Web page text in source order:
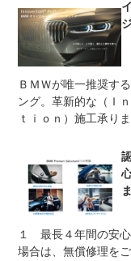
上限金額 -
無し
受付先
-
法定整備
整備付 法
※車検な
法定整備
について
ＢＭＷを
ツ本国と
クが徹底
ＢＭＷが唯一推奨す
ング。革新的な（Ｉ
ｔｉｏｎ）施工承りま
１ 最長４年間の安
場合は、無償修理を